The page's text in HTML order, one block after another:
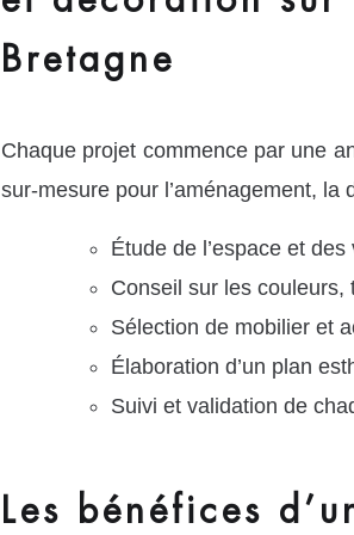
Bretagne
Chaque projet commence par une
sur-mesure pour l’aménagement,
Étude de l’espace et
Conseil sur les
Sélection de mobilier et
Élaboration d’un plan
Suivi et validation de
Les bénéfices